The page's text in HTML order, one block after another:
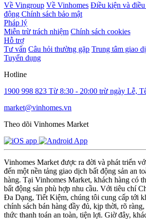
Về Vingroup Về Vinhomes Điều kiện và điều
động Chính sách bảo mật
Pháp lý
Miễn trừ trách nhiệm Chính sách cookies
Hỗ trợ
Tư vấn Câu hỏi thường gặp Trung tâm giao
Tuyển dụng
Hotline
1900 998 823 Từ 8:30 - 20:00 trừ ngày Lễ,
market@vinhomes.vn
Theo dõi Vinhomes Market
Vinhomes Market được ra đời và phát triển
đến một nền tảng giao dịch bất động sản an
hàng. Tại Vinhomes Market, khách hàng có
bất động sản phù hợp nhu cầu. Với tiêu chí
Đa Dạng, Tiết Kiệm, chúng tôi cung cấp tới
chính sách bán hàng đầy đủ, kịp thời, rõ
thức thanh toán an toàn, tiện lợi. Giờ đây,